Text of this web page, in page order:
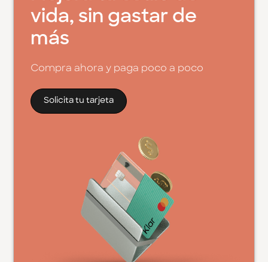
vida, sin gastar de
más
Compra ahora y paga poco a poco
Solicita tu tarjeta